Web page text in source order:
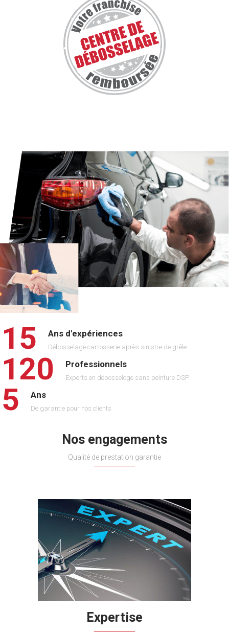
15 Ans d'expériences
Débosselage carrosserie après sinistre de grêle
120 Professionnels
Experts en débosseloge sans peinture DSP
5 Ans
De garantie pour nos clients
Nos engagements
Qualité de prestation garantie
Expertise